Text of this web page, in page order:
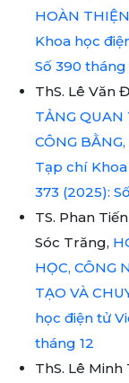
HOÀN
Khoa học
Số 390 tháng
ThS. Lê Văn
TẢNG QUAN
CÔNG
Tạp chí
373 (2025):
TS. Phan
Sóc Trăng,
HỌC, CÔNG
TẠO VÀ
học điện tử
tháng 12
ThS. Lê Minh